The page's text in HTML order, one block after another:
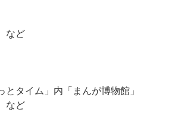
など
とタイム」内「まんが博物館」
など